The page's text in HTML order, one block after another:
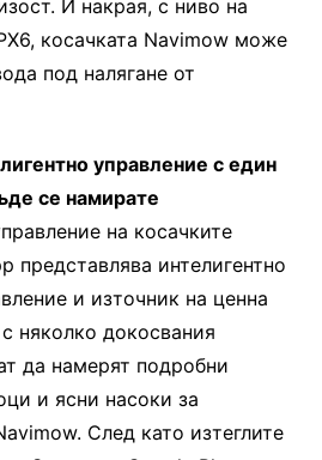
И накрая, с ниво на
косачката Navimow може
под налягане от
управление с един
се намирате
на косачките
представлява интелигентно
и източник на ценна
няколко докосвания
да намерят подробни
и ясни насоки за
След като изтеглите